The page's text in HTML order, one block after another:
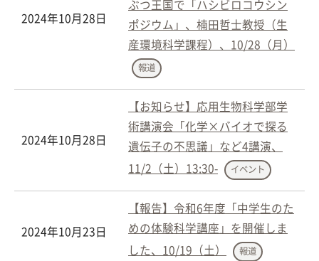
2024年10月28日
ぶつ王国で「ハシビロコウシン
ポジウム」、楠田哲士教授（生
産環境科学課程）、10/28（月）
報道
2024年10月28日
【お知らせ】応用生物科学部学
術講演会「化学×バイオで探る
遺伝子の不思議」など4講演、
11/2（土）13:30-
イベント
2024年10月23日
【報告】令和6年度「中学生のた
めの体験科学講座」を開催しま
した、10/19（土）
報道